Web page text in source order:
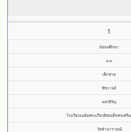
1
มัธยมศึกษา
ม.๓
เด็กชาย
ชัชวาลย์
แสงหิรัญ
โรงเรียนเฉลิมพระเกียรติสมเด็จพระศรี
วัดลำนารายณ์